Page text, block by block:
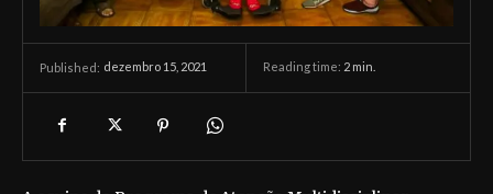
Published: dezembro 15, 2021 Reading time: 2 min.